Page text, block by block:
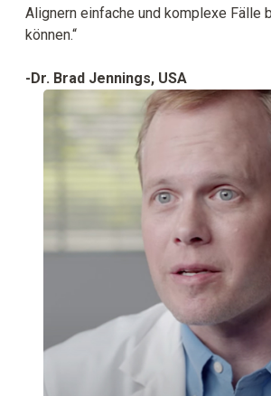
Alignern einfache und komplexe Fälle
können.“
-Dr. Brad Jennings, USA